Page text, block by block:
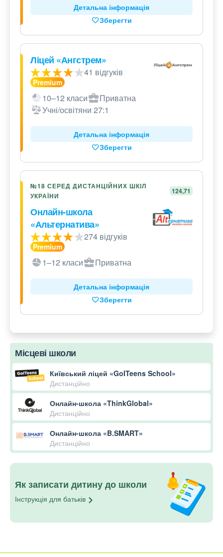
Детальна інформація
Зберегти
Ліцей «Ангстрем»
41 відгуків
10–12 класи
Приватна
Учні/освітяни 27:1
Детальна інформація
Зберегти
№18 СЕРЕД ДИСТАНЦІЙНИХ ШКІЛ
УКРАЇНИ
124,71
Онлайн-школа
«Альтернатива»
274 відгуків
1–12 класи Приватна
Детальна інформація
Зберегти
Місцеві школи
Київський ліцей «GoITeens School»
Дистанційно
Онлайн-школа «ThinkGlobal»
Дистанційно
Онлайн-школа «B.SMART»
Дистанційно
Як записати дитину до школи
Інструкція для батьків